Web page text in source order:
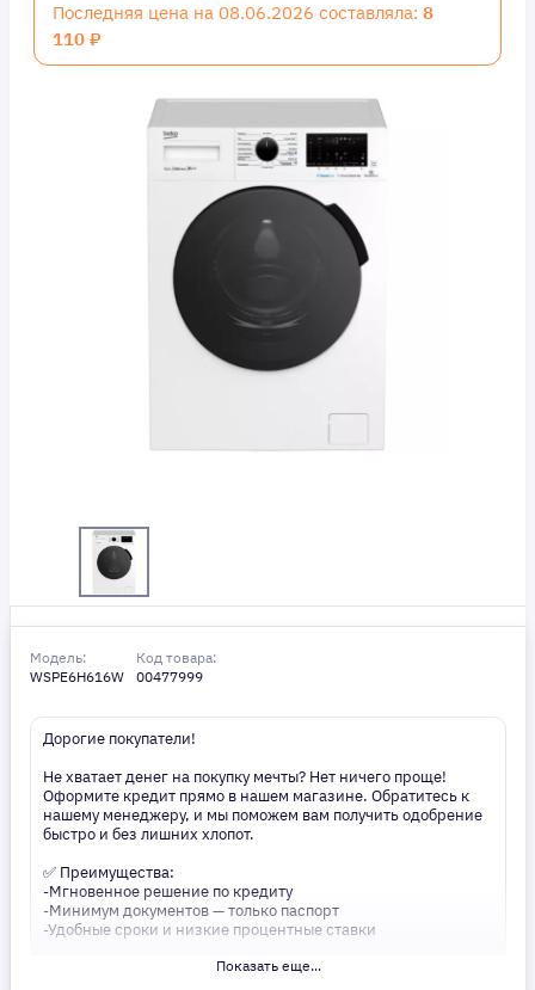
Последняя цена на 08.06.2026 составляла: 8
110 ₽
Модель:
WSPE6H616W
Код товара:
00477999
Дорогие покупатели!
Не хватает денег на покупку мечты? Нет ничего проще!
Оформите кредит прямо в нашем магазине. Обратитесь к
нашему менеджеру, и мы поможем вам получить одобрение
быстро и без лишних хлопот.
✅ Преимущества:
-Мгновенное решение по кредиту
-Минимум документов — только паспорт
-Удобные сроки и низкие процентные ставки
Не откладывайте свои желания на потом! Получите то, что
Показать еще...